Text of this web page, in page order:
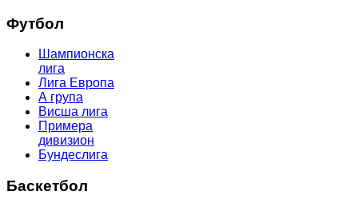
Футбол
Шампионска
лига
Лига Европа
А група
Висша лига
Примера
дивизион
Бундеслига
Баскетбол